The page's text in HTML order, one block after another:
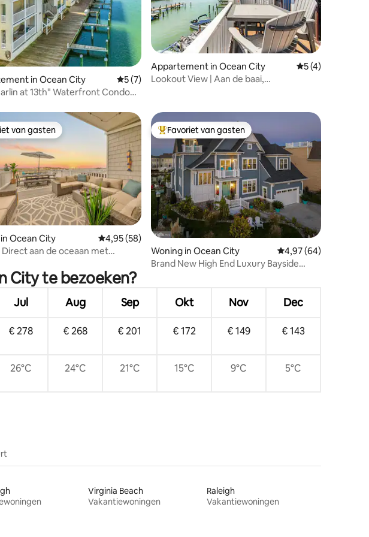
van 4,75 op 5, 4 recensies
in Ocean City Gemiddelde beoordeling van 5 op 5, 7 recensies
5 (7)
at 13th" Waterfront Condo
Appartement in Ocean City Gemiddelde
5 (4)
Lookout View | Aan de baai,
van 5 op 5, 17 recensies
van gasten
van gasten
Ocean City Gemiddelde beoordeling van 4,95 op 5, 58 recensies
4,95 (58)
Direct aan de oceaan met
Topfavoriet van gasten
Favoriet van gasten
Woning in Ocean City Gemiddelde
4,97 (64)
Brand New High End Luxury Bayside
City te bezoeken?
Jul Aug Sep Okt Nov Dec
€ 278 € 268 € 201 € 172 € 149 € 143
26°C 24°C 21°C 15°C 9°C 5°C
Virginia Beach
Vakantiewoningen
Raleigh
Vakantiewoningen